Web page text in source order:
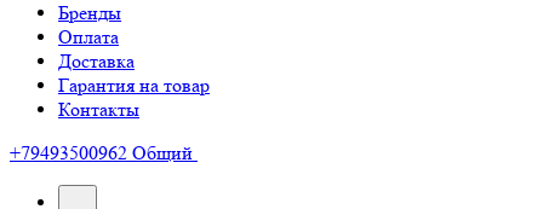
Бренды
Оплата
Доставка
Гарантия на товар
Контакты
+79493500962 Общий